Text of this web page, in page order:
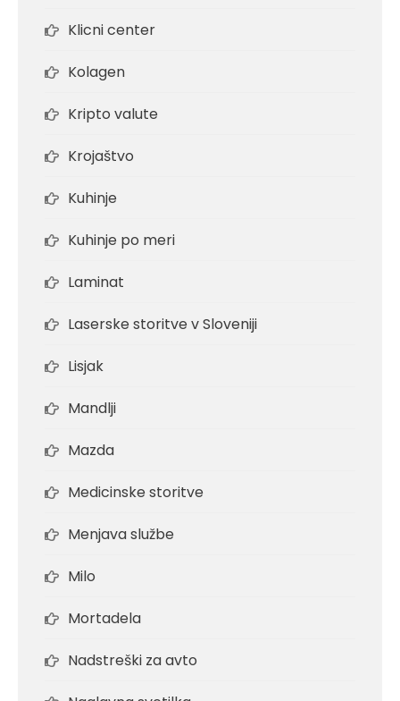
Klicni center
Kolagen
Kripto valute
Krojaštvo
Kuhinje
Kuhinje po meri
Laminat
Laserske storitve v Sloveniji
Lisjak
Mandlji
Mazda
Medicinske storitve
Menjava službe
Milo
Mortadela
Nadstreški za avto